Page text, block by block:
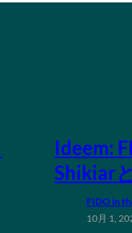
Ideem:
Shikiar
FIDO in
10月 1,